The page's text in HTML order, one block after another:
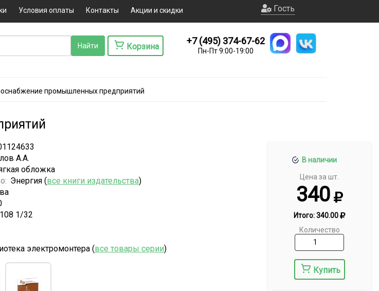
Условия оплаты Контакты Акции и скидки Гость
Корзина
+7 (495) 374-67-62
Пн-Пт 9:00-19:00
промышленных предприятий
В наличии
Цена за шт.
340
Итого:340.00
Количество
Купить
А.А.
обложка
Энергия (все книги издательства)
1/32
электромонтера (все товары серии)